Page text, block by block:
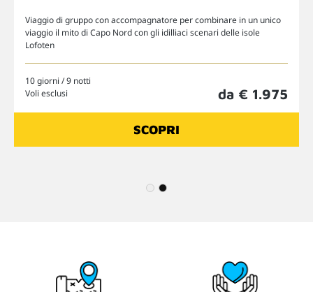
Viaggio di gruppo con accompagnatore per combinare in un unico
viaggio il mito di Capo Nord con gli idilliaci scenari delle isole
Lofoten
10 giorni / 9 notti
Voli esclusi
da € 1.975
SCOPRI